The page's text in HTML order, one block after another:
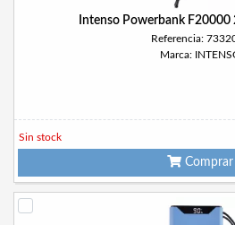
Intenso Powerbank
Referencia:
Marca:
Sin stock
Comprar